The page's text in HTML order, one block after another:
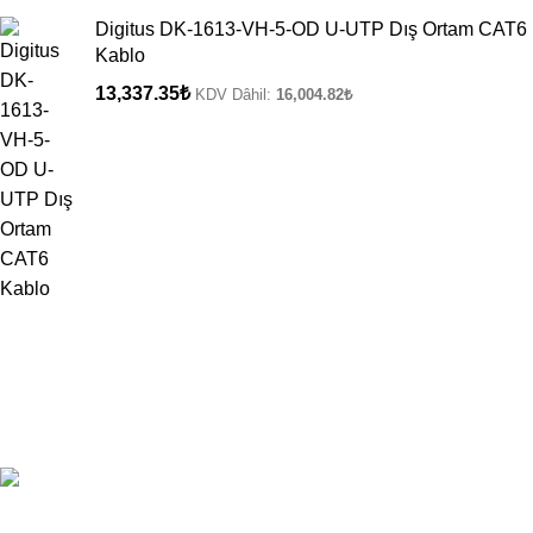
Digitus DK-1613-VH-5-OD U-UTP Dış Ortam CAT6
Kablo
13,337.35₺ KDV Dâhil: 16,004.82₺